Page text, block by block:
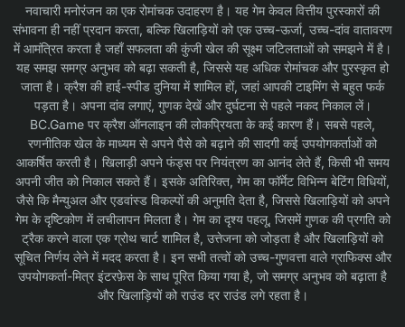
नवाचारी मनोरंजन का एक रोमांचक उदाहरण है। यह गेम केवल वित्तीय पुरस्कारों की
संभावना ही नहीं प्रदान करता, बल्कि खिलाड़ियों को एक उच्च-ऊर्जा, उच्च-दांव वातावरण
में आमंत्रित करता है जहाँ सफलता की कुंजी खेल की सूक्ष्म जटिलताओं को समझने में है।
यह समझ समग्र अनुभव को बढ़ा सकती है, जिससे यह अधिक रोमांचक और पुरस्कृत हो
जाता है। क्रैश की हाई-स्पीड दुनिया में शामिल हों, जहां आपकी टाइमिंग से बहुत फर्क
पड़ता है। अपना दांव लगाएं, गुणक देखें और दुर्घटना से पहले नकद निकाल लें।
BC.Game पर क्रैश ऑनलाइन की लोकप्रियता के कई कारण हैं। सबसे पहले,
रणनीतिक खेल के माध्यम से अपने पैसे को बढ़ाने की सादगी कई उपयोगकर्ताओं को
आकर्षित करती है। खिलाड़ी अपने फंड्स पर नियंत्रण का आनंद लेते हैं, किसी भी समय
अपनी जीत को निकाल सकते हैं। इसके अतिरिक्त, गेम का फॉर्मेट विभिन्न बेटिंग विधियों,
जैसे कि मैन्युअल और एडवांस्ड विकल्पों की अनुमति देता है, जिससे खिलाड़ियों को अपने
गेम के दृष्टिकोण में लचीलापन मिलता है। गेम का दृश्य पहलू, जिसमें गुणक की प्रगति को
ट्रैक करने वाला एक ग्रोथ चार्ट शामिल है, उत्तेजना को जोड़ता है और खिलाड़ियों को
सूचित निर्णय लेने में मदद करता है। इन सभी तत्वों को उच्च-गुणवत्ता वाले ग्राफिक्स और
उपयोगकर्ता-मित्र इंटरफ़ेस के साथ पूरित किया गया है, जो समग्र अनुभव को बढ़ाता है
और खिलाड़ियों को राउंड दर राउंड लगे रहता है।